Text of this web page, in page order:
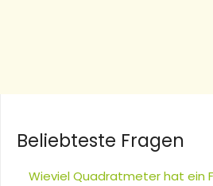
Beliebteste Fragen
Wieviel Quadratmeter hat ein